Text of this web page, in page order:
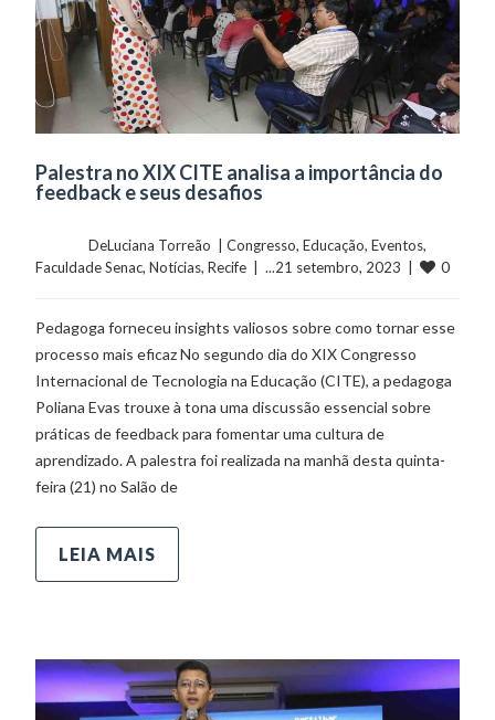
Palestra no XIX CITE analisa a importância do
feedback e seus desafios
	    	DeLuciana Torreão  |
Congresso, Educação, Eventos
Faculdade Senac, Notícias, Recife
  |  ...21 setembro, 2023  |
0
Pedagoga forneceu insights valiosos sobre como tornar esse
processo mais eficaz No segundo dia do XIX Congresso
Internacional de Tecnologia na Educação (CITE), a pedagoga
Poliana Evas trouxe à tona uma discussão essencial sobre
práticas de feedback para fomentar uma cultura de
aprendizado. A palestra foi realizada na manhã desta quinta-
feira (21) no Salão de
LEIA MAIS